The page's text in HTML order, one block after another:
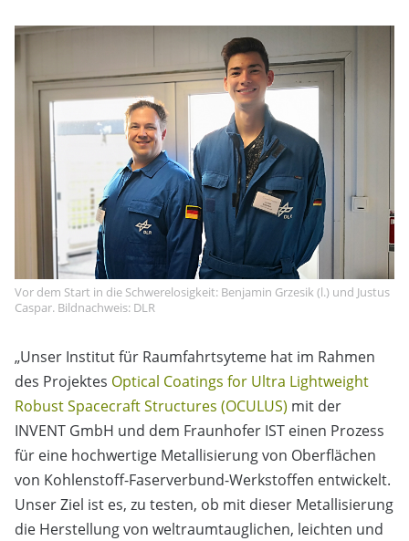
Vor dem Start in die Schwerelosigkeit: Benjamin Grzesik (l.) und Justus
Caspar. Bildnachweis: DLR
„Unser Institut für Raumfahrtsyteme hat im Rahmen
des Projektes Optical Coatings for Ultra Lightweight
Robust Spacecraft Structures (OCULUS) mit der
INVENT GmbH und dem Fraunhofer IST einen Prozess
für eine hochwertige Metallisierung von Oberflächen
von Kohlenstoff-Faserverbund-Werkstoffen entwickelt.
Unser Ziel ist es, zu testen, ob mit dieser Metallisierung
die Herstellung von weltraumtauglichen, leichten und